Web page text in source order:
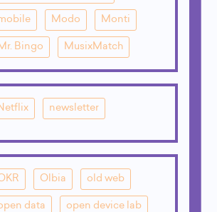
Modo Monti
Bingo MusixMatch
newsletter
Olbia old web
data open device lab